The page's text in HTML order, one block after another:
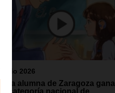
junio 2026
Una alumna de Zaragoza gana
la categoría nacional de